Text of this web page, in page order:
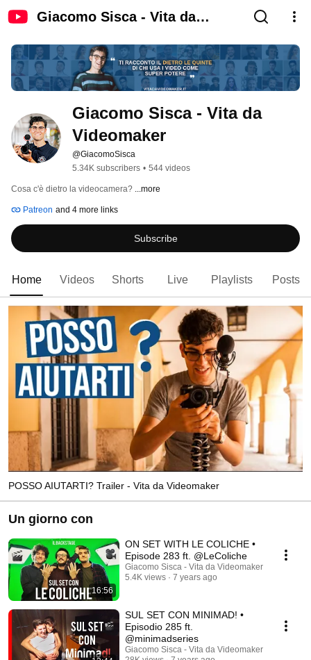
Giacomo Sisca - Vita da
Giacomo Sisca - Vita da
Videomaker
@GiacomoSisca
5.34K subscribers • 544 videos
Cosa c'è dietro la videocamera? ...more
Patreon and 4 more links
Subscribe
Home Videos Shorts Live Playlists Posts
POSSO AIUTARTI? Trailer - Vita da Videomaker
Un giorno con
16:56
ON SET WITH LE COLICHE •
Episode 283 ft. @LeColiche
Giacomo Sisca - Vita da Videomaker
5.4K views
7 years ago
SUL SET CON MINIMAD! •
Episodio 285 ft.
@minimadseries
Giacomo Sisca - Vita da Videomaker